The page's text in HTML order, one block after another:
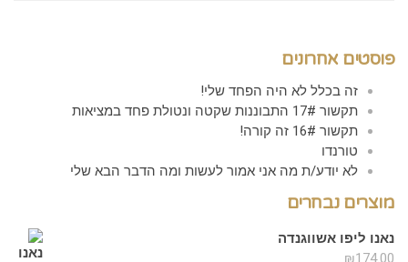
אחרונים
זה בכלל לא היה הפחד שלי!
תקשור 17# התבוננות שקטה ונטולת פחד במציאות
תקשור 16# זה קורה!
טורנדו
לא יודע/ת מה אני אמור לעשות ומה הדבר הבא שלי
נבחרים
ליפו אשווגנדה
₪